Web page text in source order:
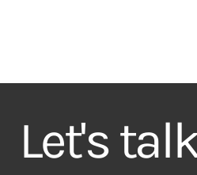
Let's